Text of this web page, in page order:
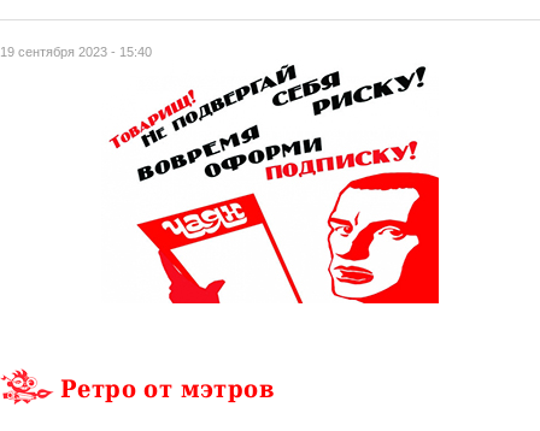
19 сентября 2023 - 15:40
Ретро от мэтров